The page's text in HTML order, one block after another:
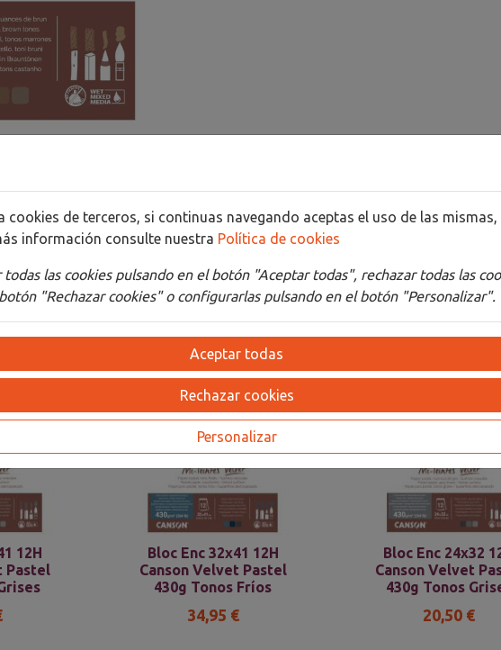
suave y menos abrasiva para una perfecta adhesión del pigmento. No
acuarelas y gouache.También es compatible con técnicas húmedas y
12H
Pastel
Bloc Enc 32x41 12H
Canson Velvet Pastel
430g Tonos Fríos
34,95 €
Bloc Enc 24x32
Canson Velvet
430g Tonos
20,50 €
cookies de terceros, si continuas navegando aceptas el uso de las mismas,
información consulte nuestra Política de cookies
todas las cookies pulsando en el botón "Aceptar todas", rechazar todas las
"Rechazar cookies" o configurarlas pulsando en el botón "Personalizar".
Aceptar todas
Rechazar cookies
Personalizar